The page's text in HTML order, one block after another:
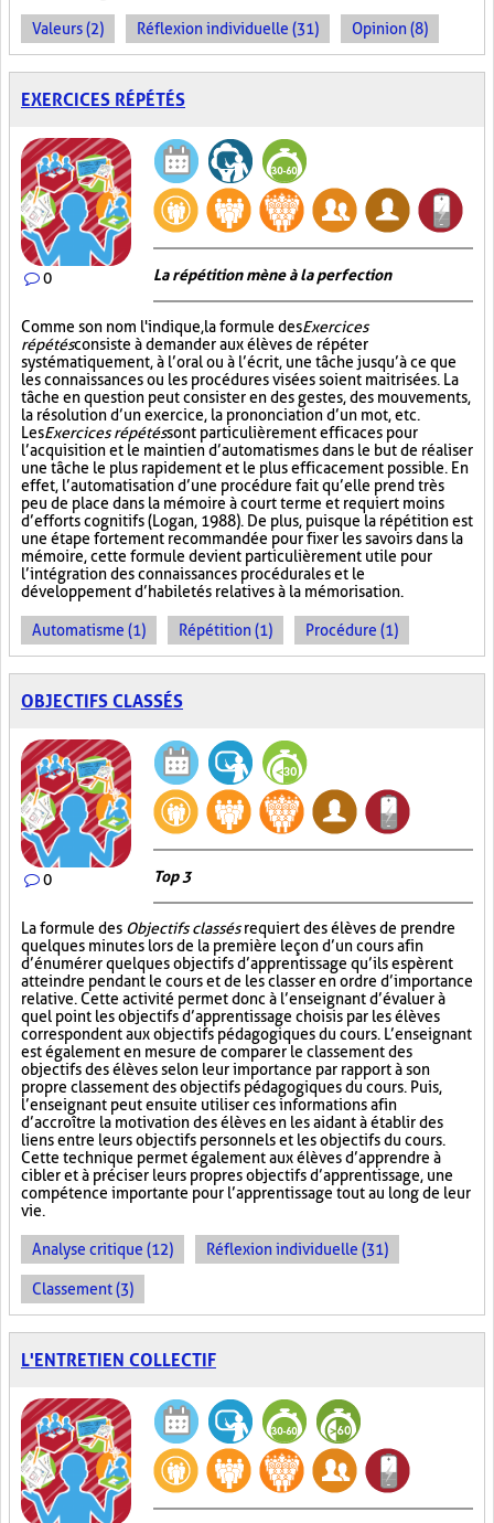
Valeurs (2) Réflexion individuelle (31) Opinion (8)
EXERCICES RÉPÉTÉS
0 La répétition mène à la perfection
Comme son nom l'indique, la formule desExercices
répétésconsiste à demander aux élèves de répéter
systématiquement, à l’oral ou à l’écrit, une tâche jusqu’à ce que
les connaissances ou les procédures visées soient maitrisées. La
tâche en question peut consister en des gestes, des mouvements,
la résolution d’un exercice, la prononciation d’un mot, etc.
LesExercices répétéssont particulièrement efficaces pour
l’acquisition et le maintien d’automatismes dans le but de réaliser
une tâche le plus rapidement et le plus efficacement possible. En
effet, l’automatisation d’une procédure fait qu’elle prend très
peu de place dans la mémoire à court terme et requiert moins
d’efforts cognitifs (Logan, 1988). De plus, puisque la répétition est
une étape fortement recommandée pour fixer les savoirs dans la
mémoire, cette formule devient particulièrement utile pour
l’intégration des connaissances procédurales et le
développement d’habiletés relatives à la mémorisation.
Automatisme (1) Répétition (1) Procédure (1)
OBJECTIFS CLASSÉS
0 Top 3
La formule des Objectifs classésrequiert des élèves de prendre
quelques minutes lors de la première leçon d’un cours afin
d’énumérer quelques objectifs d’apprentissage qu’ils espèrent
atteindre pendant le cours et de les classer en ordre d’importance
relative. Cette activité permet donc à l’enseignant d’évaluer à
quel point les objectifs d’apprentissage choisis par les élèves
correspondent aux objectifs pédagogiques du cours. L’enseignant
est également en mesure de comparer le classement des
objectifs des élèves selon leur importance par rapport à son
propre classement des objectifs pédagogiques du cours. Puis,
l’enseignant peut ensuite utiliser ces informations afin
d’accroître la motivation des élèves en les aidant à établir des
liens entre leurs objectifs personnels et les objectifs du cours.
Cette technique permet également aux élèves d’apprendre à
cibler et à préciser leurs propres objectifs d’apprentissage, une
compétence importante pour l’apprentissage tout au long de leur
vie.
Analyse critique (12) Réflexion individuelle (31)
Classement (3)
L'ENTRETIEN COLLECTIF